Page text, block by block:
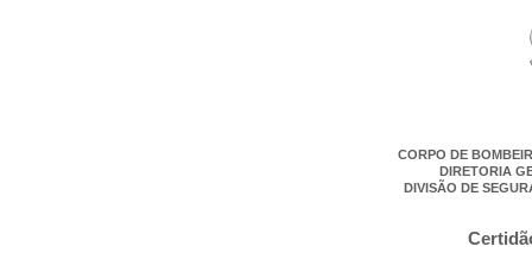
CORPO DE
DIRETORIA
DIVISÃO DE